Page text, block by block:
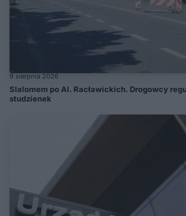
9 sierpnia 2026
Slalomem po Al. Racławickich. Drogowcy
studzienek